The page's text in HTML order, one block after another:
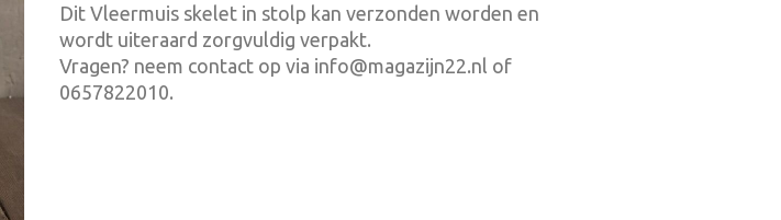
Dit Vleermuis skelet in stolp kan verzonden worden en
wordt uiteraard zorgvuldig verpakt.
Vragen? neem contact op via info@magazijn22.nl of
0657822010.